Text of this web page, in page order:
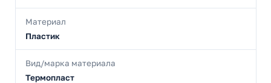
Материал
Пластик
Вид/марка материала
Термопласт